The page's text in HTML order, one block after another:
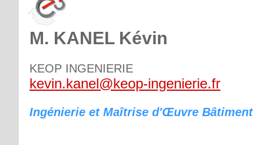
M. KANEL Kévin
KEOP INGENIERIE
kevin.kanel@keop-ingenierie.fr
Ingénierie et Maîtrise d'Œuvre Bâtiment